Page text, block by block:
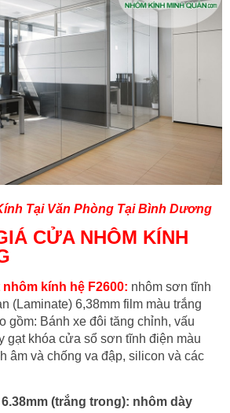
Tại Văn Phòng Tại Bình Dương
CỬA NHÔM KÍNH
kính hệ F2600: nhôm sơn tĩnh
(Laminate) 6,38mm film màu trắng
gồm: Bánh xe đôi tăng chỉnh, vấu
gạt khóa cửa sổ sơn tĩnh điện màu
âm và chống va đập, silicon và các
(trắng trong): nhôm dày